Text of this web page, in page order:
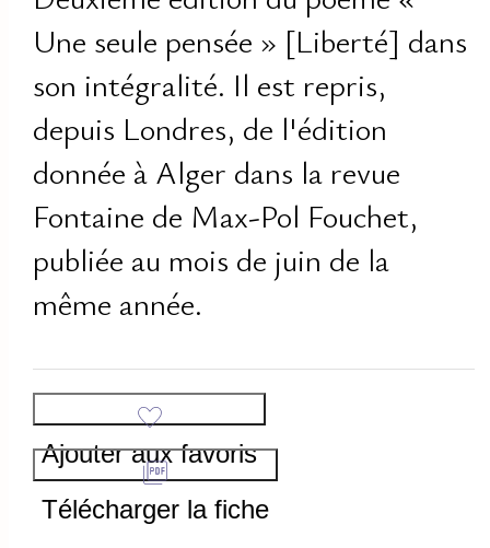
Une seule pensée » [Liberté] dans
son intégralité. Il est repris,
depuis Londres, de l'édition
donnée à Alger dans la revue
Fontaine de Max-Pol Fouchet,
publiée au mois de juin de la
même année.
Ajouter aux favoris
Télécharger la fiche